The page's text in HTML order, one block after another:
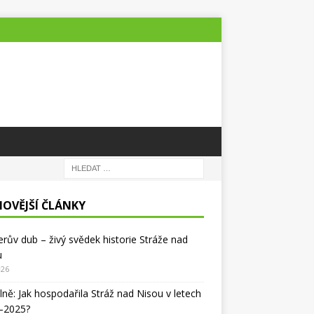
ČLÁNKY
dub – živý svědek historie Stráže nad
Jak hospodařila Stráž nad Nisou v letech